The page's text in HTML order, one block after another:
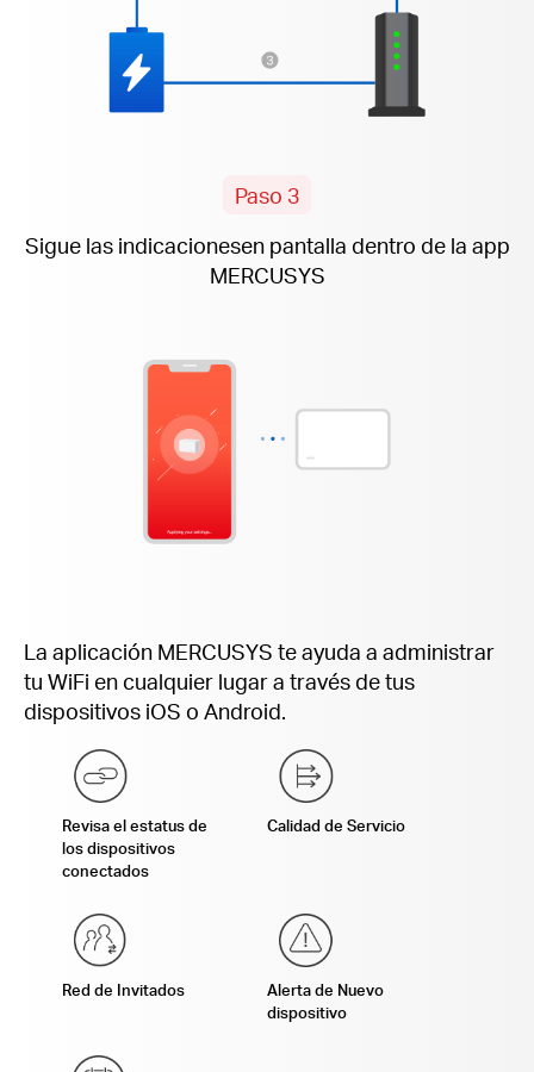
Paso 3
Sigue las indicacionesen pantalla dentro de la app
MERCUSYS
La aplicación MERCUSYS te ayuda a administrar
tu WiFi en cualquier lugar a través de tus
dispositivos iOS o Android.
Revisa el estatus de
los dispositivos
conectados
Calidad de Servicio
Red de Invitados
Alerta de Nuevo
dispositivo